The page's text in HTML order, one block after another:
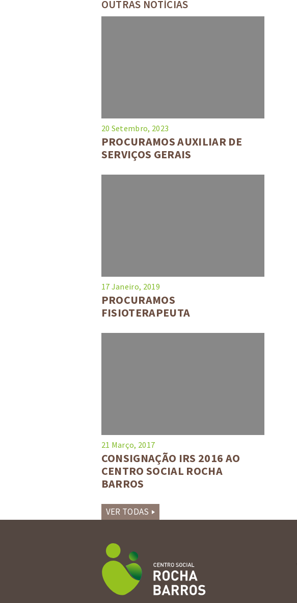
OUTRAS NOTÍCIAS
20 Setembro, 2023
PROCURAMOS AUXILIAR DE
SERVIÇOS GERAIS
17 Janeiro, 2019
PROCURAMOS
FISIOTERAPEUTA
21 Março, 2017
CONSIGNAÇÃO IRS 2016 AO
CENTRO SOCIAL ROCHA
BARROS
VER TODAS